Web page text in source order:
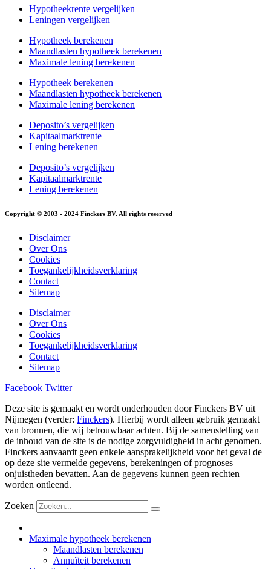
Hypotheekrente vergelijken
Leningen vergelijken
Hypotheek berekenen
Maandlasten hypotheek berekenen
Maximale lening berekenen
Hypotheek berekenen
Maandlasten hypotheek berekenen
Maximale lening berekenen
Deposito’s vergelijken
Kapitaalmarktrente
Lening berekenen
Deposito’s vergelijken
Kapitaalmarktrente
Lening berekenen
Copyright © 2003 - 2024 Finckers BV. All rights reserved
Disclaimer
Over Ons
Cookies
Toegankelijkheidsverklaring
Contact
Sitemap
Disclaimer
Over Ons
Cookies
Toegankelijkheidsverklaring
Contact
Sitemap
Facebook Twitter
Deze site is gemaakt en wordt onderhouden door Finckers BV uit
Nijmegen (verder: Finckers). Hierbij wordt alleen gebruik gemaakt
van bronnen, die wij betrouwbaar achten. Bij de samenstelling van
de inhoud van de site is de nodige zorgvuldigheid in acht genomen.
Finckers aanvaardt geen enkele aansprakelijkheid voor het geval de
op deze site vermelde gegevens, berekeningen of prognoses
onjuistheden bevatten. Aan de gegevens kunnen geen rechten
worden ontleend.
Zoeken
Maximale hypotheek berekenen
Maandlasten berekenen
Annuïteit berekenen